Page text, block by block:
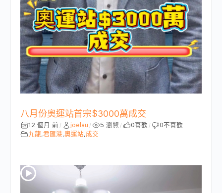
八月份奧運站首宗$3000萬成交
12 個月 前 / joelau / 5 瀏覽 / 0喜歡 / 0不喜歡
九龍 君匯港 奧運站 成交